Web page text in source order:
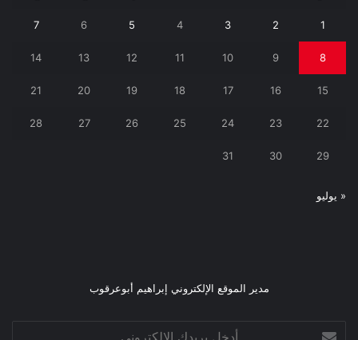
1
2
3
4
5
6
7
8
9
10
11
12
13
14
15
16
17
18
19
20
21
22
23
24
25
26
27
28
29
30
31
« يوليو
مدير الموقع الإلكتروني إبراهيم أبوعرقوب